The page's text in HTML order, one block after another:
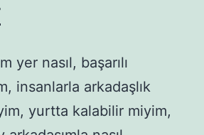
yer nasıl, başarılı
insanlarla arkadaşlık
yurtta kalabilir miyim,